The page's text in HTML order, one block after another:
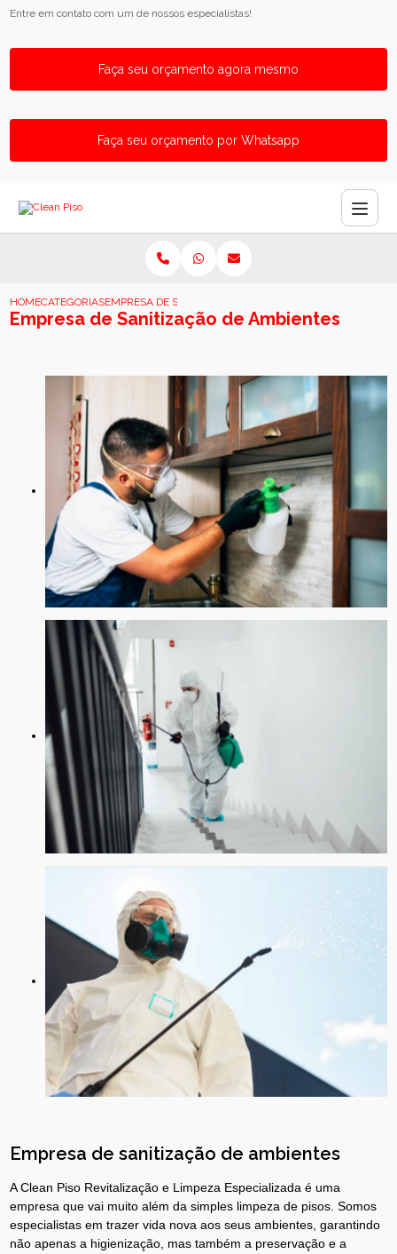
Entre em contato com um de nossos especialistas!
Faça seu orçamento agora mesmo
Faça seu orçamento por Whatsapp
HOMECATEGORIASEMPRESA DE SANITIZACAO DE AMBIENTES
Empresa de Sanitização de Ambientes
Empresa de sanitização de ambientes
A Clean Piso Revitalização e Limpeza Especializada é uma
empresa que vai muito além da simples limpeza de pisos. Somos
especialistas em trazer vida nova aos seus ambientes, garantindo
não apenas a higienização, mas também a preservação e a